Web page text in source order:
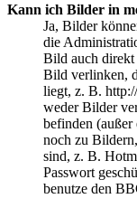
Kann ich Bilder in
Ja, Bilder
die
Bild auch direkt
Bild verlinken,
liegt, z. B.
weder Bilder
befinden
noch zu
sind, z. B.
Passwort
benutze den